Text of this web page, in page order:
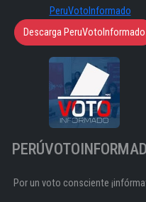
Descarga PeruVotoInformado
Por un voto consciente